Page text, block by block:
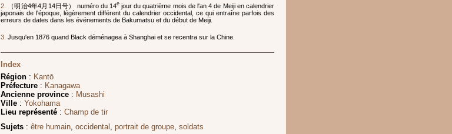
2. （明治4年4月14日号） numéro du 14ejour du quatrième mois de l'an 4 de Meiji en calendrier
japonais de l'époque, légèrement différent du calendrier occidental, ce qui entraîne parfois des
erreurs de dates dans les événements de Bakumatsu et du début de Meiji.
3. Jusqu'en 1876 quand Black déménagea à Shanghai et se recentra sur la Chine.
Index
Région : Kantō
Préfecture : Kanagawa
Ancienne province : Musashi
Ville : Yokohama
Lieu représenté : Champ de tir
Sujets : être humain, occidental , portrait de groupe, soldats